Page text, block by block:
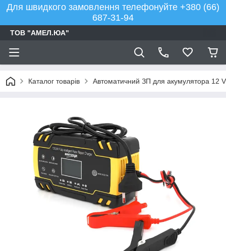
Для швидкого замовлення телефонуйте +380 (66)
687-31-94
ТОВ "АМЕЛ.ЮА"
Каталог товарів Автоматичний ЗП для акумулятора 12